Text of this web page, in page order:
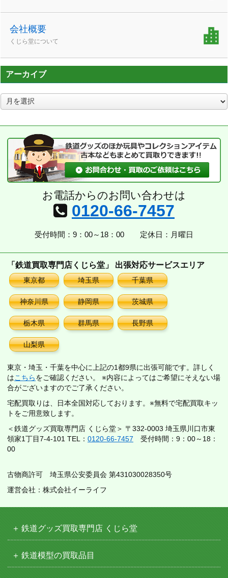
会社概要
くじら堂について
アーカイブ
ア
ー
ブ
お電話からのお問い合わせは
0120-66-7457
受付時間：9：00～18：00 定休日：月曜日
「鉄道買取専門店くじら堂」 出張対応サービスエリア
東京都 埼玉県 千葉県
神奈川県 静岡県 茨城県
栃木県 群馬県 長野県
山梨県
東京・埼玉・千葉を中心に上記の1都9県に出張可能です。詳しく
はこちらをご確認ください。 ※内容によってはご希望にそえない場
合がございますのでご了承ください。
宅配買取りは、日本全国対応しております。※無料で宅配買取キッ
トをご用意致します。
＜鉄道グッズ買取専門店 くじら堂＞ 〒332-0003 埼玉県川口市東
領家1丁目7-4-101 TEL： 0120-66-7457 受付時間：9：00～18：
00
古物商許可 埼玉県公安委員会 第431030028350号
運営会社：株式会社イーライフ
鉄道グッズ買取専門店 くじら堂
鉄道模型の買取品目